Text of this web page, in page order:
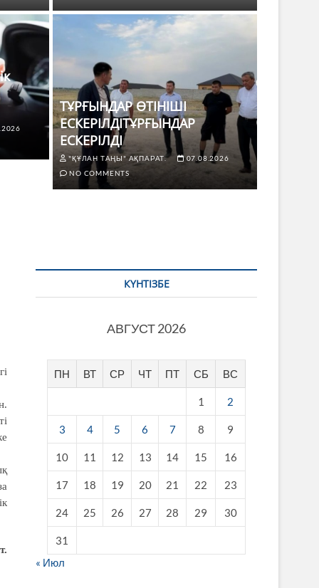
жүргізушілері үшін не
NO COMMENTS
ТҰРҒЫНДАР ӨТІНІШІ
ЕСКЕРІЛДІТҰРҒЫНДАР
ЕСКЕРІЛДІ
"ҚҰЛАН ТАҢЫ" АҚПАРАТ.
07.08.2026
NO COMMENTS
КҮНТІЗБЕ
АВГУСТ 2026
ПН ВТ СР ЧТ ПТ СБ ВС
1 2
3 4 5 6 7 8 9
10 11 12 13 14 15 16
17 18 19 20 21 22 23
24 25 26 27 28 29 30
31
« Июл